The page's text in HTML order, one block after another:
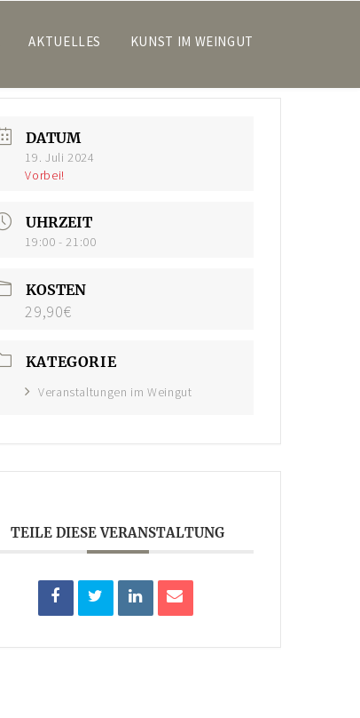
AKTUELLES KUNST IM WEINGUT
DATUM
19. Juli 2024
Vorbei!
UHRZEIT
19:00 - 21:00
KOSTEN
29,90€
KATEGORIE
Veranstaltungen im Weingut
TEILE DIESE VERANSTALTUNG